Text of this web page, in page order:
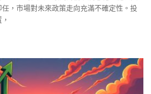
，市場對未來政策走向充滿不確定性。投